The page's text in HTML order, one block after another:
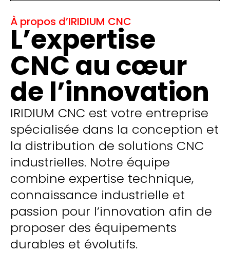
À propos d’IRIDIUM CNC
L’expertise
CNC au cœur
de l’innovation
IRIDIUM CNC est votre entreprise
spécialisée dans la conception et
la distribution de solutions CNC
industrielles. Notre équipe
combine expertise technique,
connaissance industrielle et
passion pour l’innovation afin de
proposer des équipements
durables et évolutifs.